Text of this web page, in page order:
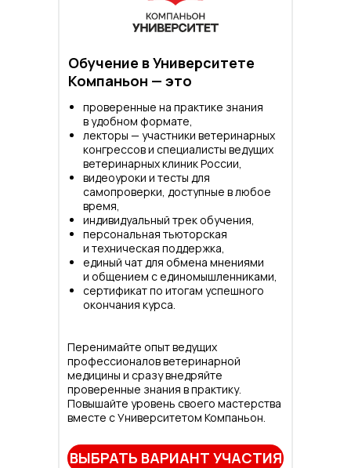
Обучение в Университете
Компаньон — это
проверенные на практике знания
в удобном формате,
лекторы — участники ветеринарных
конгрессов и специалисты ведущих
ветеринарных клиник России,
видеоуроки и тесты для
самопроверки, доступные в любое
время,
индивидуальный трек обучения,
персональная тьюторская
и техническая поддержка,
единый чат для обмена мнениями
и общением с единомышленниками,
сертификат по итогам успешного
окончания курса.
Перенимайте опыт ведущих
профессионалов ветеринарной
медицины и сразу внедряйте
проверенные знания в практику.
Повышайте уровень своего мастерства
вместе с Университетом Компаньон.
ВЫБРАТЬ ВАРИАНТ УЧАСТИЯ